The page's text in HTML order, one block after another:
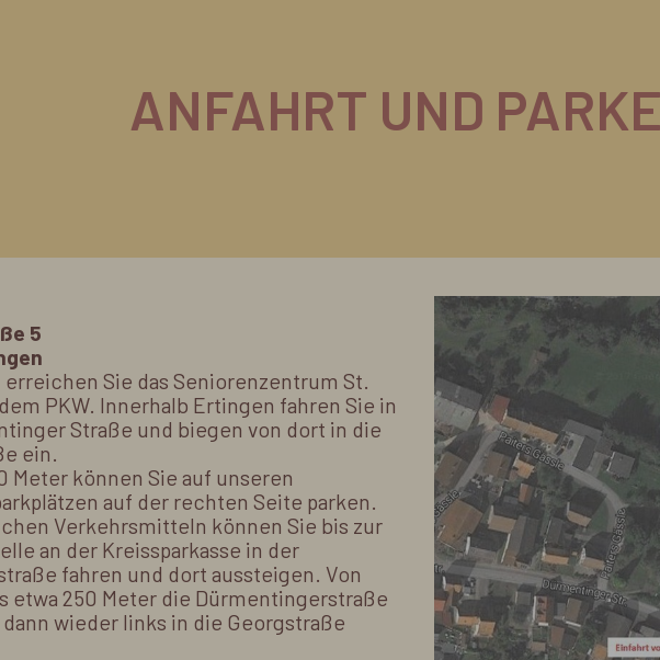
ANFAHRT UND
5
Sie das Seniorenzentrum St.
PKW. Innerhalb Ertingen fahren Sie in
Straße und biegen von dort in die
ein.
Meter können Sie auf unseren
auf der rechten Seite parken.
Verkehrsmitteln können Sie bis zur
an der Kreissparkasse in der
fahren und dort aussteigen. Von
etwa 250 Meter die Dürmentingerstraße
wieder links in die Georgstraße